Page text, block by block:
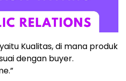
Kualitas, di mana produk
dengan buyer.